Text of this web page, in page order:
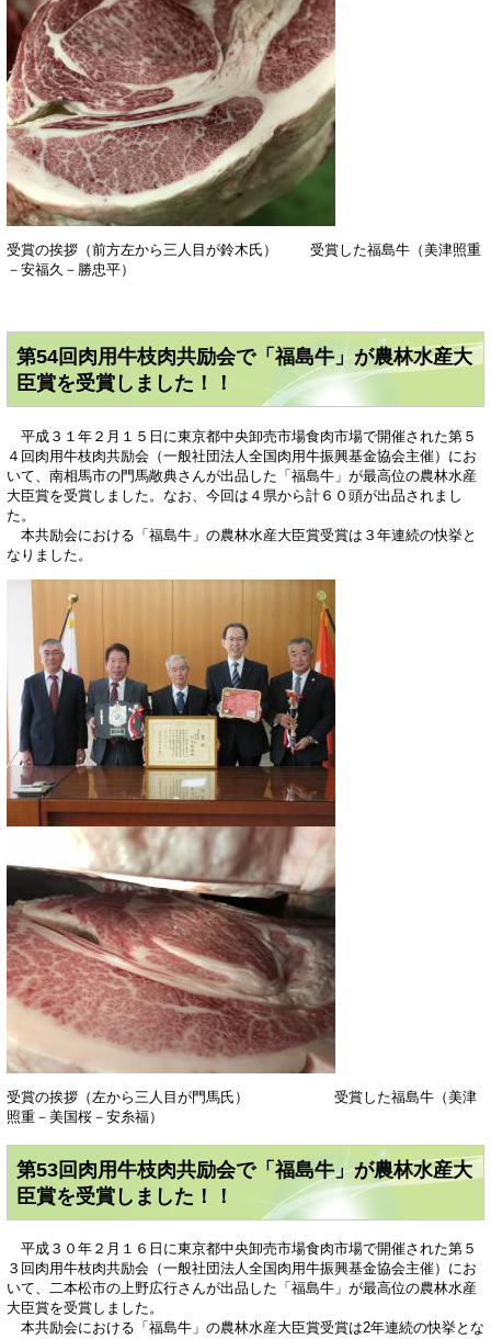
受賞の挨拶（前方左から三人目が鈴木氏） 受賞した福島牛（美津照重
－安福久－勝忠平）
第54回肉用牛枝肉共励会で「福島牛」が農林水産大
臣賞を受賞しました！！
平成３１年２月１５日に東京都中央卸売市場食肉市場で開催された第５
４回肉用牛枝肉共励会（一般社団法人全国肉用牛振興基金協会主催）にお
いて、南相馬市の門馬敞典さんが出品した「福島牛」が最高位の農林水産
大臣賞を受賞しました。なお、今回は４県から計６０頭が出品されまし
た。
本共励会における「福島牛」の農林水産大臣賞受賞は３年連続の快挙と
なりました。
受賞の挨拶（左から三人目が門馬氏） 受賞した福島牛（美津
照重－美国桜－安糸福）
第53回肉用牛枝肉共励会で「福島牛」が農林水産大
臣賞を受賞しました！！
平成３０年２月１６日に東京都中央卸売市場食肉市場で開催された第５
３回肉用牛枝肉共励会（一般社団法人全国肉用牛振興基金協会主催）にお
いて、二本松市の上野広行さんが出品した「福島牛」が最高位の農林水産
大臣賞を受賞しました。
本共励会における「福島牛」の農林水産大臣賞受賞は2年連続の快挙とな